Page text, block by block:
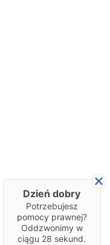
Dzień dobry
Potrzebujesz
pomocy prawnej?
Oddzwonimy w
ciągu 28 sekund.